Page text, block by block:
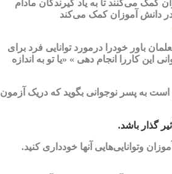
کمک می‌کنند تا به یاد گیرندگان مادام
در دانش آموزان کمک می‌کند
باور خودرا درمورد توانایی فرد برای
این کاررا انجام دهی » «یا تو به اندازه
به پسر نوجوانی بگوید که دریک آزمون
گذار باشد.
وتوانایی‌هایی آنها خودداری کنید.